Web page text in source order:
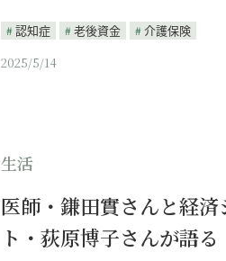
認知症 老後資金
介護保険
2025/5/14
生活
医師・鎌田實さんと経済
ト・荻原博子さんが語